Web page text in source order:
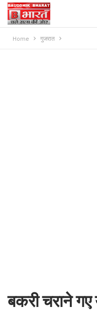
Home गुजरात
बकरी चराने